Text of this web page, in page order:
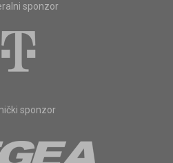
sponzor
sponzor